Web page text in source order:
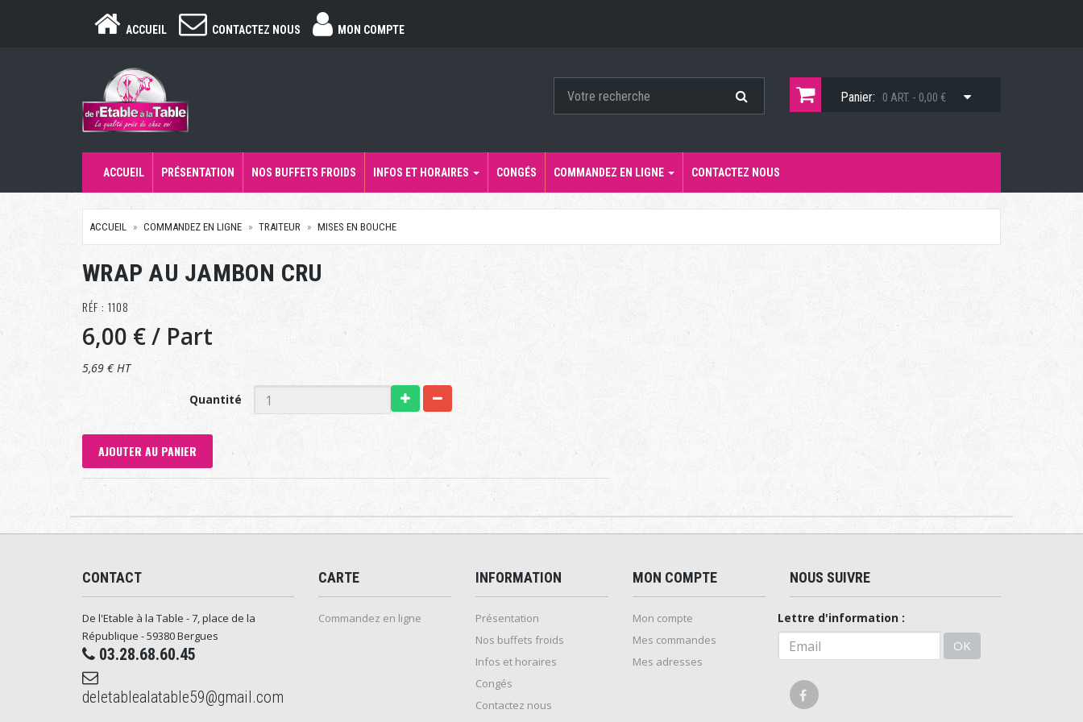
ACCUEIL CONTACTEZ NOUS MON COMPTE
Panier: 0 ART. - 0,00 €
ACCUEIL PRÉSENTATION NOS BUFFETS FROIDS INFOS ET HORAIRES CONGÉS COMMANDEZ EN LIGNE CONTACTEZ NOUS
ACCUEIL COMMANDEZ EN LIGNE TRAITEUR MISES EN BOUCHE
WRAP AU JAMBON CRU
RÉF : 1108
6,00 €/ Part
5,69 € HT
Quantité
AJOUTER AU PANIER
CONTACT
De l'Etable à la Table - 7, place de la
République - 59380 Bergues
03.28.68.60.45
deletablealatable59@gmail.com
CARTE
Commandez en ligne
INFORMATION
Présentation
Nos buffets froids
Infos et horaires
Congés
Contactez nous
MON COMPTE
Mon compte
Mes commandes
Mes adresses
NOUS SUIVRE
Lettre d'information :
OK